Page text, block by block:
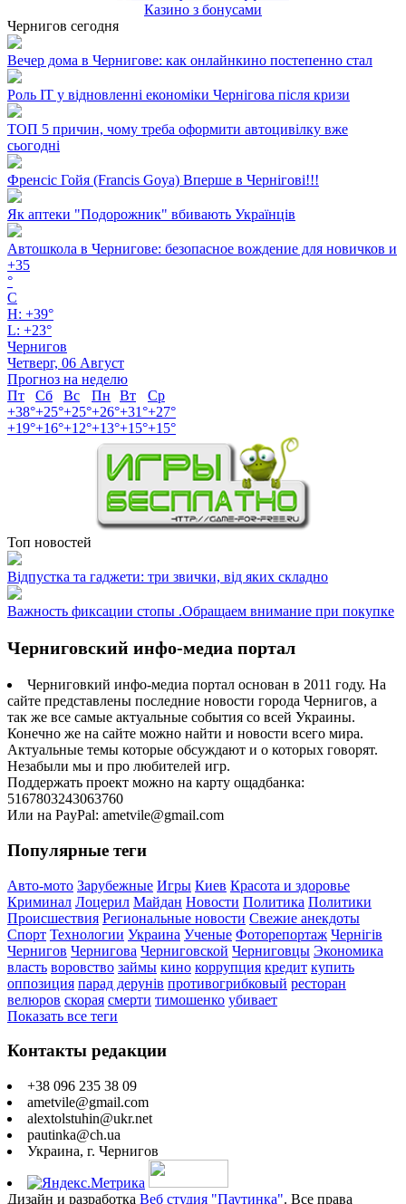
Казино з бонусами
Чернигов сегодня
Вечер дома в Чернигове: как онлайнкино постепенно стал
Роль ІТ у відновленні економіки Чернігова після кризи
ТОП 5 причин, чому треба оформити автоцивілку вже
сьогодні
Френсіс Гойя (Francis Goya) Вперше в Чернігові!!!
Як аптеки "Подорожник" вбивають Українців
Автошкола в Чернигове: безопасное вождение для новичков и
+35
°
C
H: +39°
L: +23°
Чернигов
Четверг, 06 Август
Прогноз на неделю
Пт
Сб Вс Пн Вт
Ср
+38°+25°+25°+26°+31°+27°
+19°+16°+12°+13°+15°+15°
Топ новостей
Відпустка та гаджети: три звички, від яких складно
Важность фиксации стопы .Обращаем внимание при покупке
Черниговский инфо-медиа портал
Черниговкий инфо-медиа портал основан в 2011 году. На
сайте представлены последние новости города Чернигов, а
так же все самые актуальные события со всей Украины.
Конечно же на сайте можно найти и новости всего мира.
Актуальные темы которые обсуждают и о которых говорят.
Незабыли мы и про любителей игр.
Поддержать проект можно на карту ощадбанка:
5167803243063760
Или на PayPal: ametvile@gmail.com
Популярные теги
Авто-мото Зарубежные Игры Киев Красота и здоровье
Криминал Лоцерил Майдан Новости Политика Политики
Происшествия Региональные новости Свежие анекдоты
Спорт Технологии Украина Ученые Фоторепортаж Чернігів
Чернигов Чернигова Черниговской Черниговцы Экономика
власть воровство займы кино коррупция кредит купить
оппозиция парад дерунів противогрибковый ресторан
велюров скорая смерти тимошенко убивает
Показать все теги
Контакты редакции
+38 096 235 38 09
ametvile@gmail.com
alextolstuhin@ukr.net
pautinka@ch.ua
Украина, г. Чернигов
Дизайн и разработка Веб студия "Паутинка". Все права